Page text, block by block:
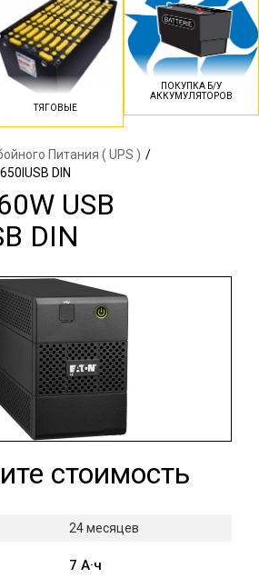
ТЯГОВЫЕ
ПОКУПКА Б/У
АККУМУЛЯТОРОВ
Питания ( UPS ) /
DIN
USB
DIN
стоимость
24 месяцев
7 А·ч